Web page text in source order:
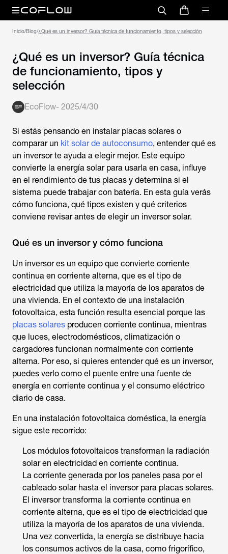
Inicio/Blog/¿Qué es un inversor? Guía técnica de funcionamiento, tipos y selección
¿Qué es un inversor? Guía técnica
de funcionamiento, tipos y
selección
EcoFlow- 2025/4/30
Si estás pensando en instalar placas solares o
comparar un kit solar de autoconsumo, entenderqué es
un inversorte ayuda a elegir mejor. Este equipo
convierte la energía solar para usarla en casa, influye
en el rendimiento de tus placas y determina si el
sistema puede trabajar con batería. En esta guía verás
cómo funciona, qué tipos existen y qué criterios
conviene revisar antes de elegir un inversor solar.
Qué es un inversor y cómo funciona
Un inversor es un equipo que convierte corriente
continua en corriente alterna, que es el tipo de
electricidad que utiliza la mayoría de los aparatos de
una vivienda. En el contexto de una instalación
fotovoltaica, esta función resulta esencial porque las
placas solares producen corriente continua, mientras
que luces, electrodomésticos, climatización o
cargadores funcionan normalmente con corriente
alterna. Por eso, si quieres entender qué es un inversor,
puedes verlo como el puente entre una fuente de
energía en corriente continua y el consumo eléctrico
diario de casa.
En una instalación fotovoltaica doméstica, la energía
sigue este recorrido:
Los módulos fotovoltaicos transforman la radiación
solar en electricidad en corriente continua.
La corriente generada por los paneles pasa por el
cableado solar hasta el inversor para placas solares.
El inversor transforma la corriente continua en
corriente alterna, que es el tipo de electricidad que
utiliza la mayoría de los aparatos de una vivienda.
Una vez convertida, la energía se distribuye hacia
los consumos activos de la casa, como frigorífico,